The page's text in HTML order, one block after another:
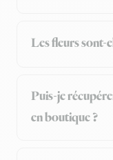
Les fleurs sont-
Puis-je
en boutique ?